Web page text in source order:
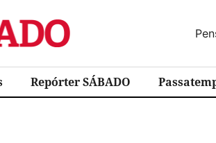
Repórter SÁBADO